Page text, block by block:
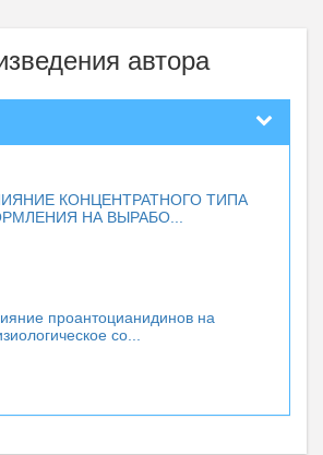
автора
КОНЦЕНТРАТНОГО ТИПА
НА ВЫРАБО...
проантоцианидинов на
со...